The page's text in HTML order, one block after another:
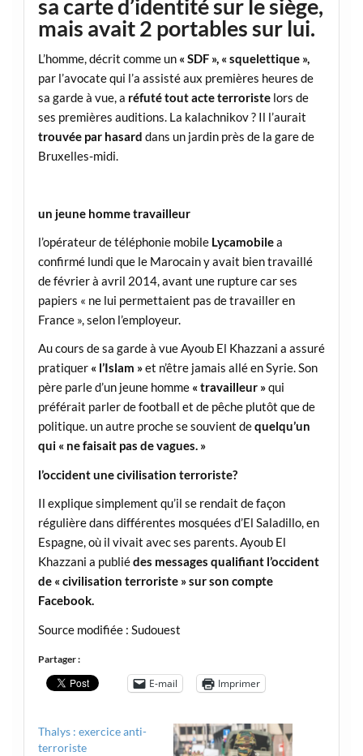
sa carte d’identité sur le siège,
mais avait 2 portables sur lui.
L’homme, décrit comme un« SDF », « squelettique »,
par l’avocate qui l’a assisté aux premières heures de
sa garde à vue, a réfuté tout acte terroristelors de
ses premières auditions. La kalachnikov ? Il l’aurait
trouvée par hasard dans un jardin près de la gare de
Bruxelles-midi.
un jeune homme travailleur
l’opérateur de téléphonie mobile Lycamobilea
confirmé lundi que le Marocain y avait bien travaillé
de février à avril 2014, avant une rupture car ses
papiers « ne lui permettaient pas de travailler en
France », selon l’employeur.
Au cours de sa garde à vue Ayoub El Khazzani a assuré
pratiquer « l’Islam »et n’être jamais allé en Syrie. Son
père parle d’un jeune homme« travailleur »qui
préférait parler de football et de pêche plutôt que de
politique. un autre proche se souvient dequelqu’un
qui « ne faisait pas de vagues. »
l’occident une civilisation terroriste?
Il explique simplement qu’il se rendait de façon
régulière dans différentes mosquées d’El Saladillo, en
Espagne, où il vivait avec ses parents. Ayoub El
Khazzani a publiédes messages qualifiant l’occident
de « civilisation terroriste » sur son compte
Facebook.
Source modifiée : Sudouest
Partager :
E-mail Imprimer
Thalys : exercice anti-
terroriste